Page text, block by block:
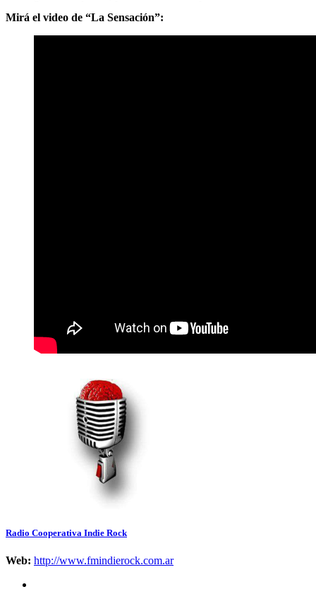
Mirá el video de “La Sensación”:
Radio Cooperativa Indie Rock
Web: http://www.fmindierock.com.ar